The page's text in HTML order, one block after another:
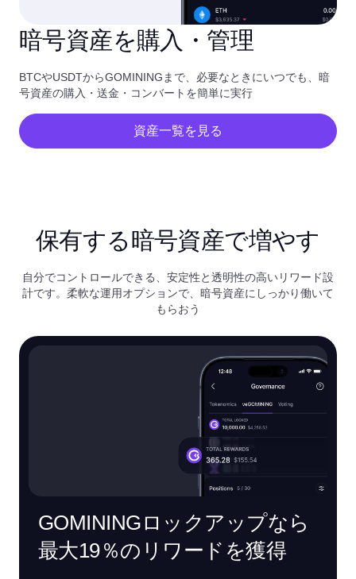
暗号資産を購入・管理
BTCやUSDTからGOMININGまで、必要なときにいつでも、暗
号資産の購入・送金・コンバートを簡単に実行
資産一覧を見る
保有する暗号資産で増やす
自分でコントロールできる、安定性と透明性の高いリワード設
計です。柔軟な運用オプションで、暗号資産にしっかり働いて
もらおう
GOMININGロックアップなら
最大19％のリワードを獲得